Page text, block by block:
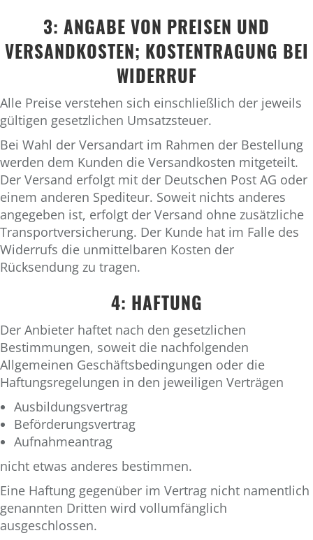
3: ANGABE VON PREISEN UND
VERSANDKOSTEN; KOSTENTRAGUNG BEI
WIDERRUF
Alle Preise verstehen sich einschließlich der jeweils
gültigen gesetzlichen Umsatzsteuer.
Bei Wahl der Versandart im Rahmen der Bestellung
werden dem Kunden die Versandkosten mitgeteilt.
Der Versand erfolgt mit der Deutschen Post AG oder
einem anderen Spediteur. Soweit nichts anderes
angegeben ist, erfolgt der Versand ohne zusätzliche
Transportversicherung. Der Kunde hat im Falle des
Widerrufs die unmittelbaren Kosten der
Rücksendung zu tragen.
4: HAFTUNG
Der Anbieter haftet nach den gesetzlichen
Bestimmungen, soweit die nachfolgenden
Allgemeinen Geschäftsbedingungen oder die
Haftungsregelungen in den jeweiligen Verträgen
Ausbildungsvertrag
Beförderungsvertrag
Aufnahmeantrag
nicht etwas anderes bestimmen.
Eine Haftung gegenüber im Vertrag nicht namentlich
genannten Dritten wird vollumfänglich
ausgeschlossen.